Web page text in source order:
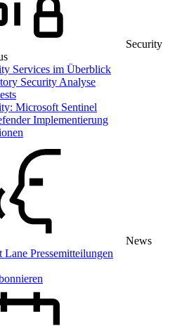
Security
Services im Überblick
Security Analyse
Microsoft Sentinel
Implementierung
News
Lane Pressemitteilungen